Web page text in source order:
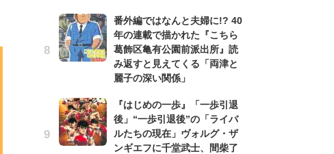
番外編ではなんと夫婦に!? 40
年の連載で描かれた『こちら
葛飾区亀有公園前派出所』読
み返すと見えてくる「両津と
麗子の深い関係」
『はじめの一歩』「一歩引退
後」“一歩引退後”の「ライバ
ルたちの現在」ヴォルグ・ザ
ンギエフに千堂武士、間柴了